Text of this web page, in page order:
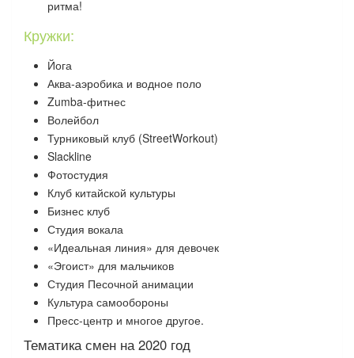
ритма!
Кружки:
Йога
Аква-аэробика и водное поло
Zumba-фитнес
Волейбол
Турниковый клуб (StreetWorkout)
Slackline
Фотостудия
Клуб китайской культуры
Бизнес клуб
Студия вокала
«Идеальная линия» для девочек
«Эгоист» для мальчиков
Студия Песочной анимации
Культура самообороны
Пресс-центр и многое другое.
​Тематика смен на 2020 год